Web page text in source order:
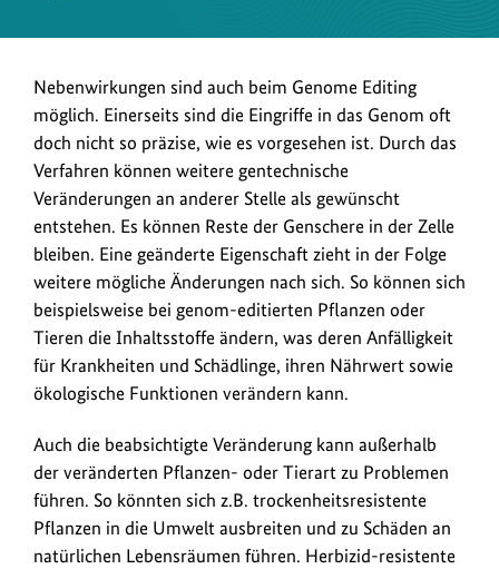
Nebenwirkungen sind auch beim Genome Editing
möglich. Einerseits sind die Eingriffe in das Genom oft
doch nicht so präzise, wie es vorgesehen ist. Durch das
Verfahren können weitere gentechnische
Veränderungen an anderer Stelle als gewünscht
entstehen. Es können Reste der Genschere in der Zelle
bleiben. Eine geänderte Eigenschaft zieht in der Folge
weitere mögliche Änderungen nach sich. So können sich
beispielsweise bei genom-editierten Pflanzen oder
Tieren die Inhaltsstoffe ändern, was deren Anfälligkeit
für Krankheiten und Schädlinge, ihren Nährwert sowie
ökologische Funktionen verändern kann.
Auch die beabsichtigte Veränderung kann außerhalb
der veränderten Pflanzen- oder Tierart zu Problemen
führen. So könnten sich z.B. trockenheitsresistente
Pflanzen in die Umwelt ausbreiten und zu Schäden an
natürlichen Lebensräumen führen. Herbizid-resistente